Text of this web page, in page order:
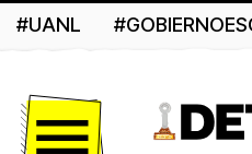
#UANL